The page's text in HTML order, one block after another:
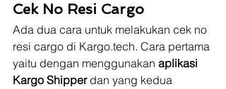
Cek No Resi Cargo
Ada dua cara untuk melakukan cek no
resi cargo di Kargo.tech. Cara pertama
yaitu dengan menggunakan aplikasi
Kargo Shipper dan yang kedua